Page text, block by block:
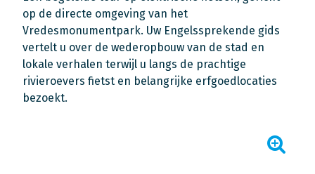
op de directe omgeving van het
Vredesmonumentpark. Uw Engelssprekende gids
vertelt u over de wederopbouw van de stad en
lokale verhalen terwijl u langs de prachtige
rivieroevers fietst en belangrijke erfgoedlocaties
bezoekt.